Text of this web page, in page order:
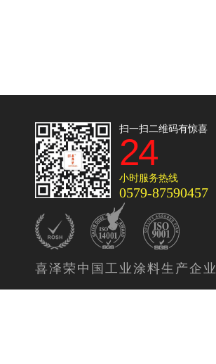
扫一扫二维码有惊喜
24
小时服务热线
0579-87590457
喜泽荣中国工业涂料生产企业